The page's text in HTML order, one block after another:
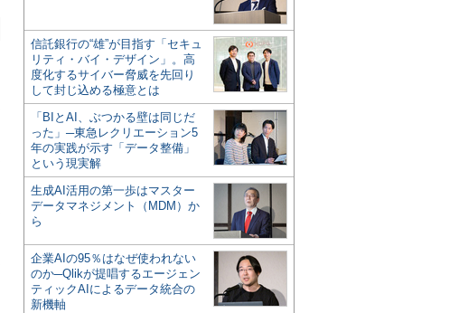
信託銀行の“雄”が目指す「セキュ
リティ・バイ・デザイン」。高
度化するサイバー脅威を先回り
して封じ込める極意とは
「BIとAI、ぶつかる壁は同じだ
った」─東急レクリエーション5
年の実践が示す「データ整備」
という現実解
生成AI活用の第一歩はマスター
データマネジメント（MDM）か
ら
企業AIの95％はなぜ使われない
のか─Qlikが提唱するエージェン
ティックAIによるデータ統合の
新機軸